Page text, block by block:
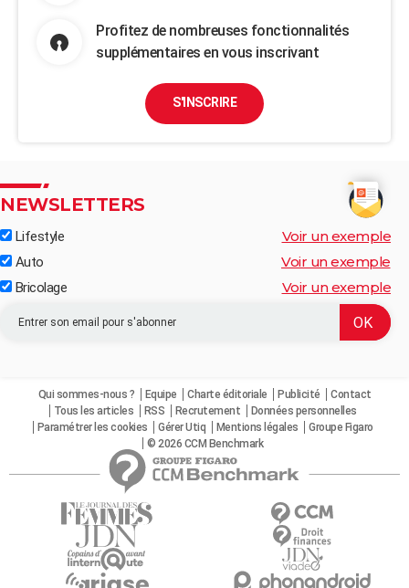
Profitez de nombreuses fonctionnalités
supplémentaires en vous inscrivant
S'INSCRIRE
NEWSLETTERS
Lifestyle Voir un exemple
Auto Voir un exemple
Bricolage Voir un exemple
Qui sommes-nous ? Equipe Charte éditoriale Publicité
Contact
Tous les articles
RSS Recrutement
Données personnelles
Paramétrer les cookies
Gérer Utiq Mentions légales
Groupe Figaro
© 2026 CCM Benchmark